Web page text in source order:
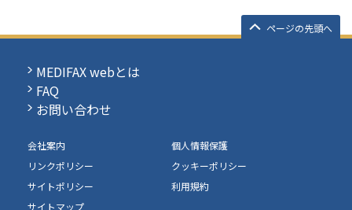
ページの先頭へ
MEDIFAX webとは
FAQ
お問い合わせ
会社案内
個人情報保護
リンクポリシー
クッキーポリシー
サイトポリシー
利用規約
サイトマップ